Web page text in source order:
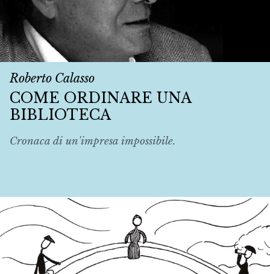
Roberto Calasso
COME ORDINARE UNA
BIBLIOTECA
Cronaca di un'impresa impossibile.